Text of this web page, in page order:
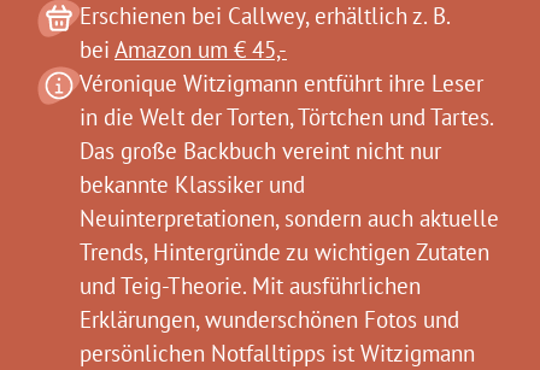
Erschienen bei Callwey, erhältlich z. B.
bei Amazon um € 45,-
Véronique Witzigmann entführt ihre Leser
in die Welt der Torten, Törtchen und Tartes.
Das große Backbuch vereint nicht nur
bekannte Klassiker und
Neuinterpretationen, sondern auch aktuelle
Trends, Hintergründe zu wichtigen Zutaten
und Teig-Theorie. Mit ausführlichen
Erklärungen, wunderschönen Fotos und
persönlichen Notfalltipps ist Witzigmann